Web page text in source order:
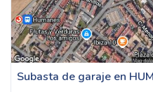
Subasta de garaje en